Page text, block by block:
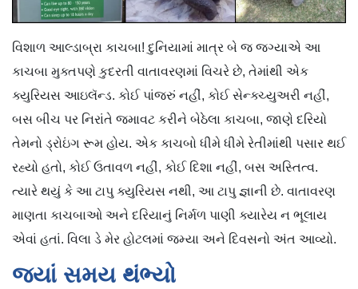
વિશાળ આલ્ડાબ્રા કાચબા! દુનિયામાં માત્ર બે જ જગ્યાએ આ
કાચબા મુક્તપણે કુદરતી વાતાવરણમાં વિચરે છે, તેમાંથી એક
ક્યુરિયસ આઇલૅન્ડ. કોઈ પાંજરું નહીં, કોઈ સેન્ક્ચ્યુઅરી નહીં,
બસ બીચ પર નિરાંતે જમાવટ કરીને બેઠેલા કાચબા, જાણે દરિયો
તેમનો ડ્રોઇંગ રૂમ હોય. એક કાચબો ધીમે ધીમે રેતીમાંથી પસાર થઈ
રહ્યો હતો, કોઈ ઉતાવળ નહીં, કોઈ દિશા નહીં, બસ અસ્તિત્વ.
ત્યારે થયું કે આ ટાપુ ક્યુરિયસ નથી, આ ટાપુ જ્ઞાની છે. વાતાવરણ
માણતા કાચબાઓ અને દરિયાનું નિર્મળ પાણી ક્યારેય ન ભૂલાય
એવાં હતાં. વિલા ડે મેર હોટલમાં જમ્યા અને દિવસનો અંત આવ્યો.
જ્યાં સમય થંભ્યો